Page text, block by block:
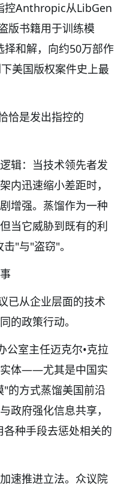
控Anthropic从LibGen
版书籍用于训练模
和解，向约50万部作
美国版权案件史上最
恰是发出指控的
辑：当技术领先者发
内迅速缩小差距时，
增强。蒸馏作为一种
当它威胁到既有的利
"与"盗窃"。
已从企业层面的技术
的政策行动。
公室主任迈克尔•克拉
实体——尤其是中国实
方式蒸馏美国前沿
政府强化信息共享，
种手段去惩处相关的
速推进立法。众议院